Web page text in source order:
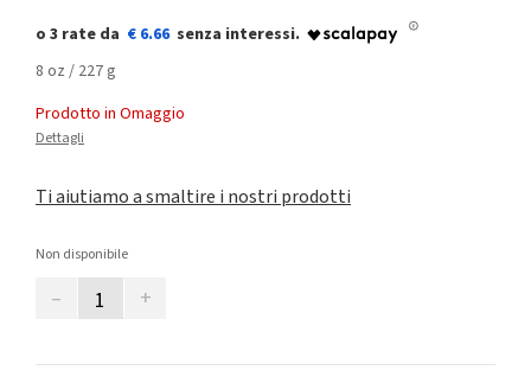
€ 6.66
8 oz / 227 g
Prodotto in Omaggio
Dettagli
Ti aiutiamo a smaltire i nostri prodotti
Non disponibile
– +